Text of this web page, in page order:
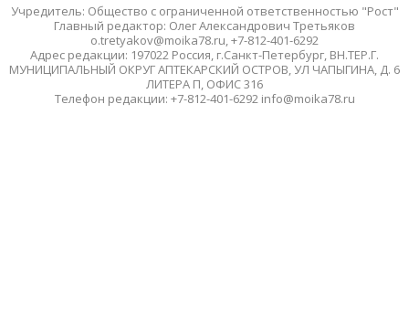
Учредитель: Общество с ограниченной ответственностью "Рост"
Главный редактор: Олег Александрович Третьяков
o.tretyakov@moika78.ru, +7-812-401-6292
Адрес редакции: 197022 Россия, г.Санкт-Петербург, ВН.ТЕР.Г.
МУНИЦИПАЛЬНЫЙ ОКРУГ АПТЕКАРСКИЙ ОСТРОВ, УЛ ЧАПЫГИНА, Д. 6
ЛИТЕРА П, ОФИС 316
Телефон редакции: +7-812-401-6292 info@moika78.ru